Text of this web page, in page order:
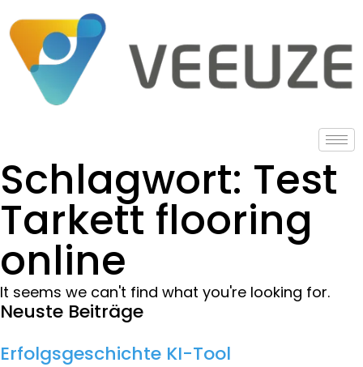
Schlagwort: Test
Tarkett flooring
online
It seems we can't find what you're looking for.
Neuste Beiträge
Erfolgsgeschichte KI-Tool